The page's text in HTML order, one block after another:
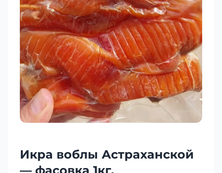
Икра воблы Астраханской
— фасовка 1кг.